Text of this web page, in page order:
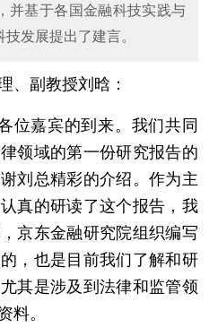
并基于各国金融科技实践与
发展提出了建言。
、副教授刘晗：
位嘉宾的到来。我们共同
领域的第一份研究报告的
刘总精彩的介绍。作为主
真的研读了这个报告，我
京东金融研究院组织编写
，也是目前我们了解和研
其是涉及到法律和监管领
料。